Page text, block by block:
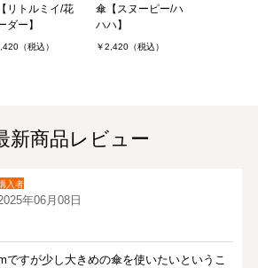
リトルミイ/花
ダー】
（税込）
傘【スヌーピー/ハ
ハハ】
￥2,420（税込）
新商品レビュー
入者
年06月08日
ですが少し大きめの傘を使いたいというこ